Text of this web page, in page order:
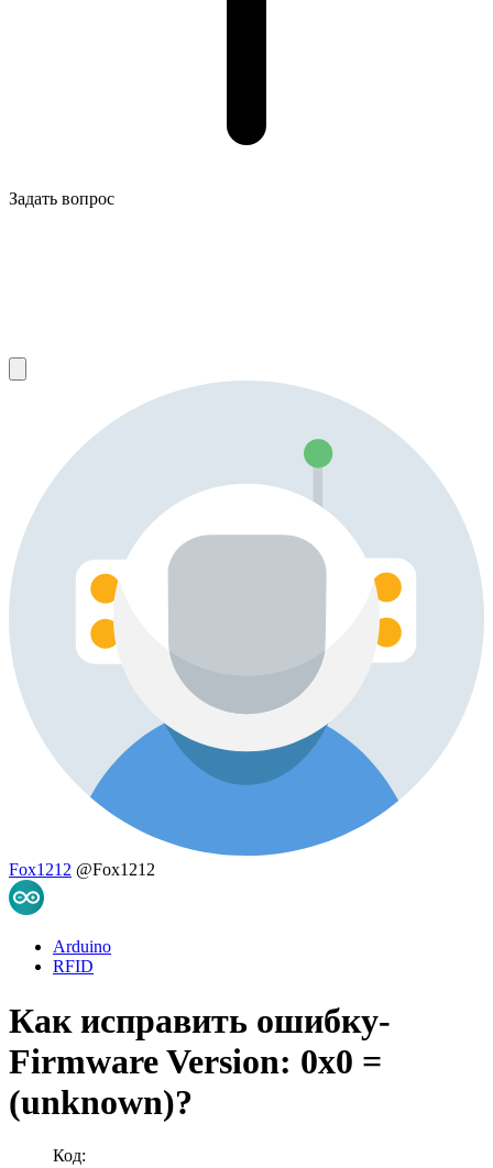
Задать вопрос
Fox1212 @Fox1212
Arduino
RFID
Как исправить ошибку-
Firmware Version: 0x0 =
(unknown)?
Код: